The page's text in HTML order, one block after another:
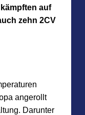
auf
zehn 2CV
angerollt
Darunter